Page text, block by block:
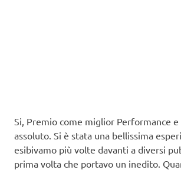
Si, Premio come miglior Performance
assoluto. Si è stata una bellissima
esibivamo più volte davanti a diversi
prima volta che portavo un inedito.